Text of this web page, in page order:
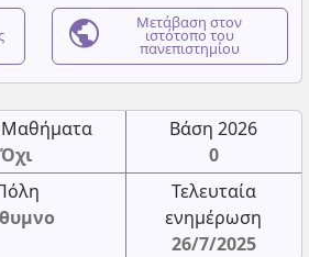
public Μετάβαση στον
ιστότοπο του
πανεπιστημίου
Μαθήματα
Όχι
Βάση 2026
0
Τελευταία
ενημέρωση
26/7/2025